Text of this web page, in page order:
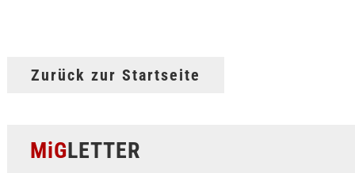
Zurück zur Startseite
MiGLETTER